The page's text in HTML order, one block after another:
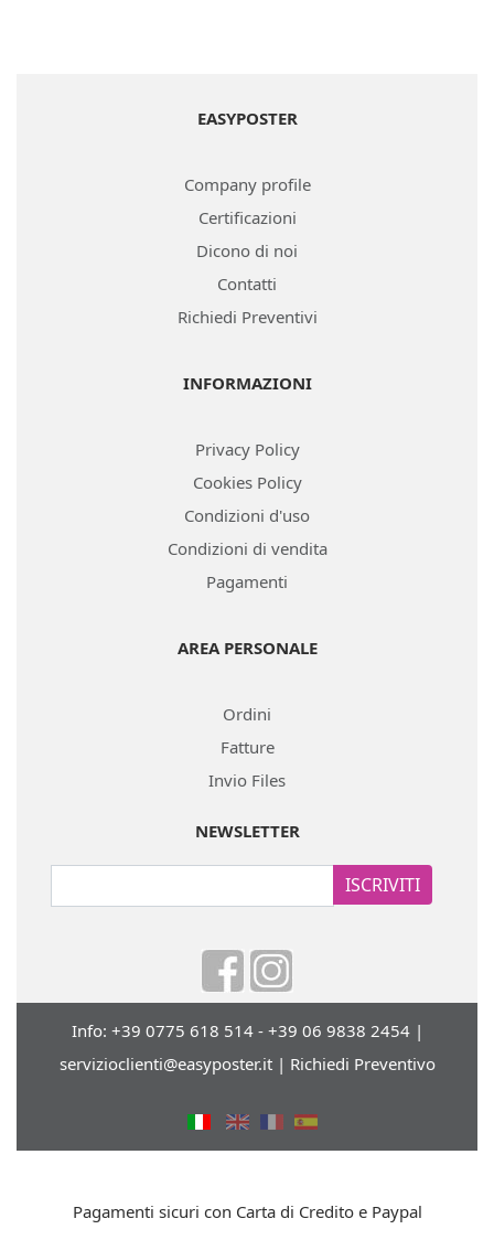
EASYPOSTER
Company profile
Certificazioni
Dicono di noi
Contatti
Richiedi Preventivi
INFORMAZIONI
Privacy Policy
Cookies Policy
Condizioni d'uso
Condizioni di vendita
Pagamenti
AREA PERSONALE
Ordini
Fatture
Invio Files
NEWSLETTER
ISCRIVITI
Info: +39 0775 618 514 - +39 06 9838 2454 |
servizioclienti@easyposter.it| Richiedi Preventivo
Pagamenti sicuri con Carta di Credito e Paypal